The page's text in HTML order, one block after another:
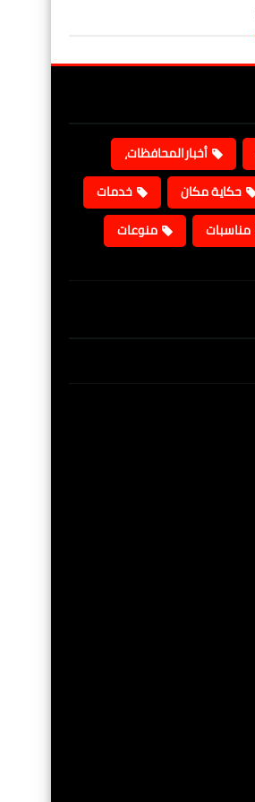
أخبارالمحافظات،
حكاية مكان
خدمات
مناسبات منوعات